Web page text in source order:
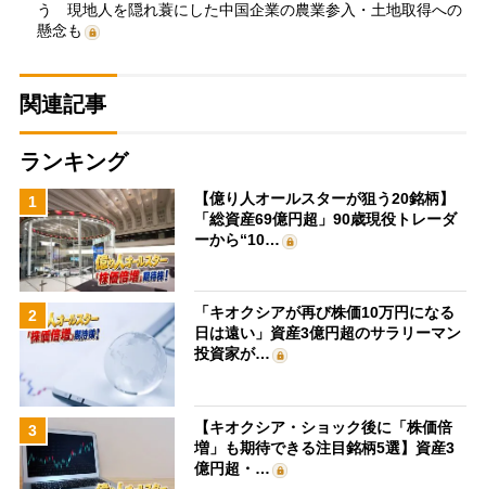
う 現地人を隠れ蓑にした中国企業の農業参入・土地取得への
懸念も
関連記事
ランキング
1
【億り人オールスターが狙う20銘柄】
「総資産69億円超」90歳現役トレーダ
ーから“10…
2
「キオクシアが再び株価10万円になる
日は遠い」資産3億円超のサラリーマン
投資家が…
3
【キオクシア・ショック後に「株価倍
増」も期待できる注目銘柄5選】資産3
億円超・…